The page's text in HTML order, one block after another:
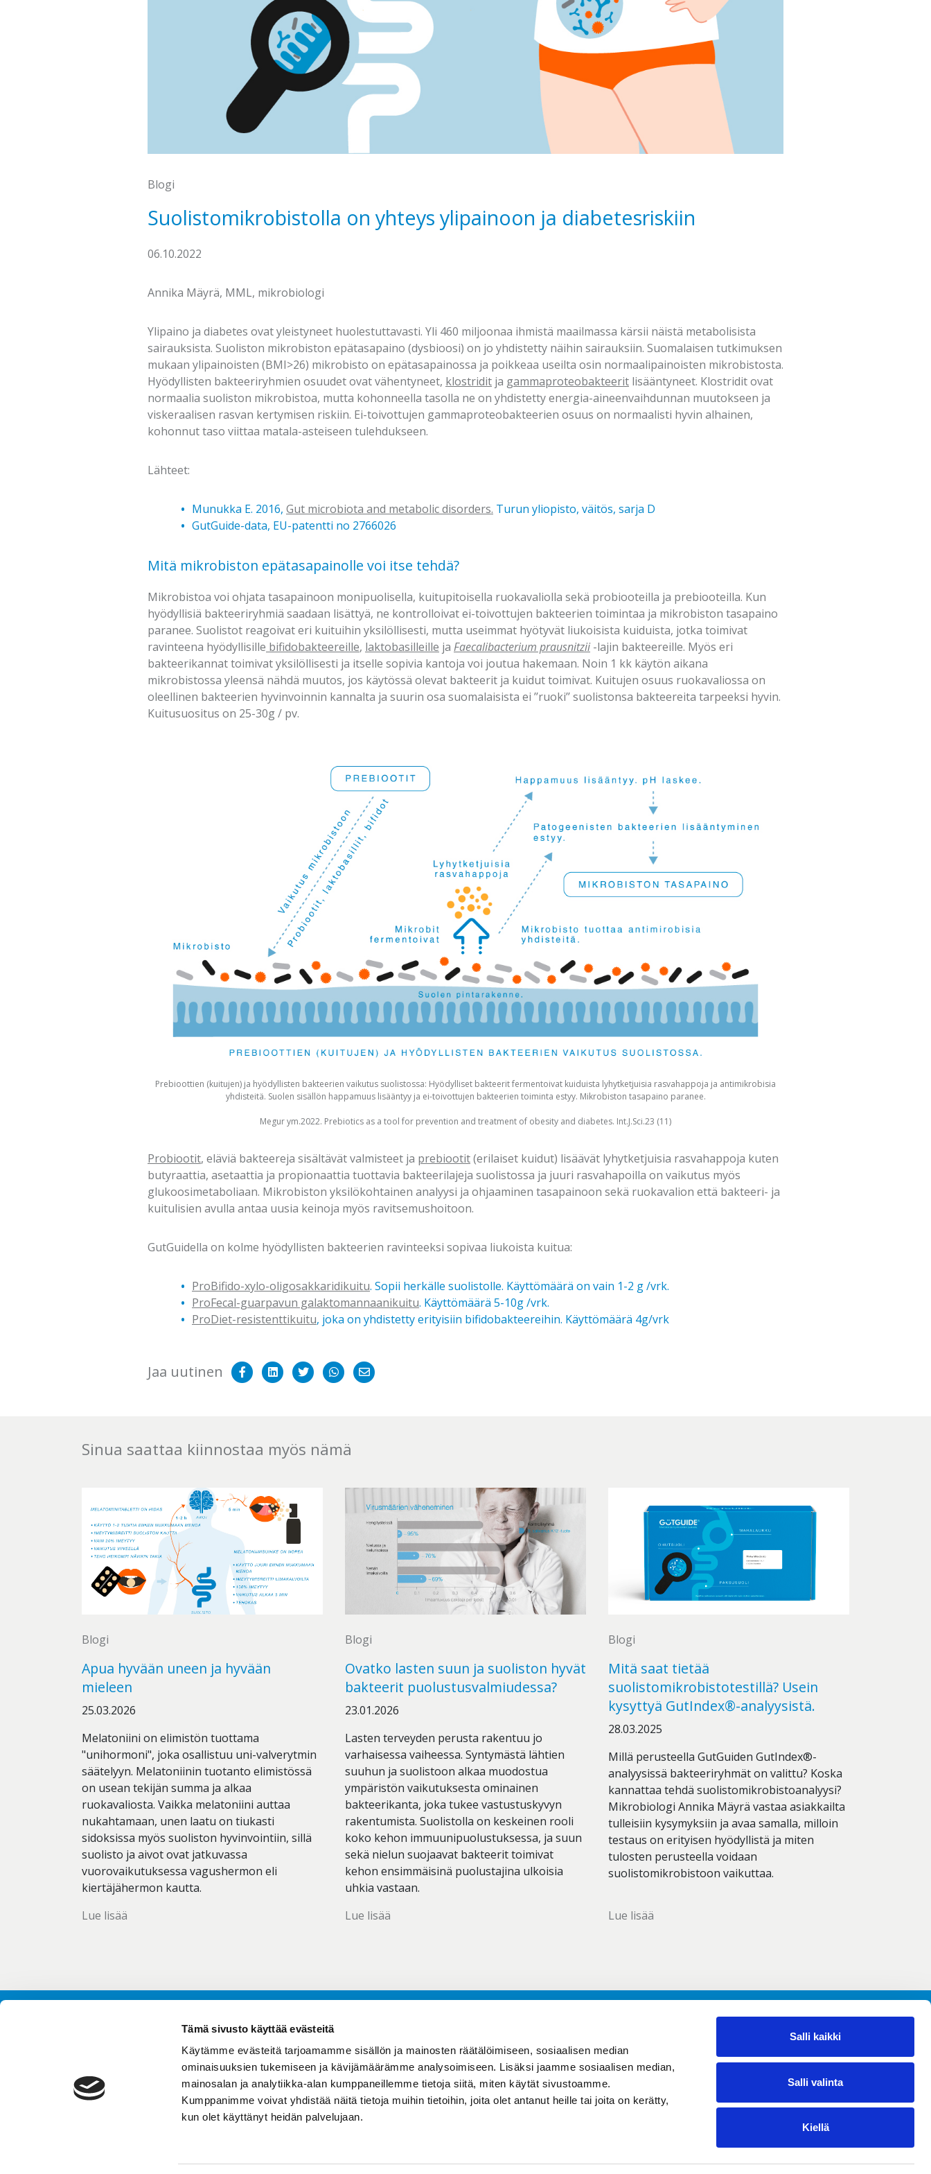
Tämä sivusto käyttää evästeitä
Käytämme evästeitä tarjoamamme sisällön ja mainosten räätälöimiseen, sosiaalisen median
ominaisuuksien tukemiseen ja kävijämäärämme analysoimiseen. Lisäksi jaamme sosiaalisen median,
mainosalan ja analytiikka-alan kumppaneillemme tietoja siitä, miten käytät sivustoamme.
Kumppanimme voivat yhdistää näitä tietoja muihin tietoihin, joita olet antanut heille tai joita on kerätty,
kun olet käyttänyt heidän palvelujaan.
Salli kaikki
Salli valinta
Kiellä
Blogi
Suolistomikrobistolla on yhteys ylipainoon ja diabetesriskiin
06.10.2022
Annika Mäyrä, MML, mikrobiologi
Ylipaino ja diabetes ovat yleistyneet huolestuttavasti. Yli 460 miljoonaa ihmistä maailmassa kärsii näistä metabolisista
sairauksista. Suoliston mikrobiston epätasapaino (dysbioosi) on jo yhdistetty näihin sairauksiin. Suomalaisen tutkimuksen
mukaan ylipainoisten (BMI>26) mikrobisto on epätasapainossa ja poikkeaa useilta osin normaalipainoisten mikrobistosta.
Hyödyllisten bakteeriryhmien osuudet ovat vähentyneet, klostridit ja gammaproteobakteerit lisääntyneet. Klostridit ovat
normaalia suoliston mikrobistoa, mutta kohonneella tasolla ne on yhdistetty energia-aineenvaihdunnan muutokseen ja
viskeraalisen rasvan kertymisen riskiin. Ei-toivottujen gammaproteobakteerien osuus on normaalisti hyvin alhainen,
kohonnut taso viittaa matala-asteiseen tulehdukseen.
Lähteet:
Munukka E. 2016, Gut microbiota and metabolic disorders. Turun yliopisto, väitös, sarja D
GutGuide-data, EU-patentti no 2766026
Mitä mikrobiston epätasapainolle voi itse tehdä?
Mikrobistoa voi ohjata tasapainoon monipuolisella, kuitupitoisella ruokavaliolla sekä probiooteilla ja prebiooteilla. Kun
hyödyllisiä bakteeriryhmiä saadaan lisättyä, ne kontrolloivat ei-toivottujen bakteerien toimintaa ja mikrobiston tasapaino
paranee. Suolistot reagoivat eri kuituihin yksilöllisesti, mutta useimmat hyötyvät liukoisista kuiduista, jotka toimivat
ravinteena hyödyllisille bifidobakteereille, laktobasilleille ja Faecalibacterium prausnitzii -lajin bakteereille. Myös eri
bakteerikannat toimivat yksilöllisesti ja itselle sopivia kantoja voi joutua hakemaan. Noin 1 kk käytön aikana
mikrobistossa yleensä nähdä muutos, jos käytössä olevat bakteerit ja kuidut toimivat. Kuitujen osuus ruokavaliossa on
oleellinen bakteerien hyvinvoinnin kannalta ja suurin osa suomalaisista ei ’’ruoki’’ suolistonsa bakteereita tarpeeksi hyvin.
Kuitusuositus on 25-30g / pv.
Prebioottien (kuitujen) ja hyödyllisten bakteerien vaikutus suolistossa: Hyödylliset bakteerit fermentoivat kuiduista lyhytketjuisia rasvahappoja ja antimikrobisia
yhdisteitä. Suolen sisällön happamuus lisääntyy ja ei-toivottujen bakteerien toiminta estyy. Mikrobiston tasapaino paranee.
Megur ym.2022. Prebiotics as a tool for prevention and treatment of obesity and diabetes. Int.J.Sci.23 (11)
Probiootit, eläviä bakteereja sisältävät valmisteet ja prebiootit(erilaiset kuidut) lisäävät lyhytketjuisia rasvahappoja kuten
butyraattia, asetaattia ja propionaattia tuottavia bakteerilajeja suolistossa ja juuri rasvahapoilla on vaikutus myös
glukoosimetaboliaan. Mikrobiston yksilökohtainen analyysi ja ohjaaminen tasapainoon sekä ruokavalion että bakteeri- ja
kuitulisien avulla antaa uusia keinoja myös ravitsemushoitoon.
GutGuidella on kolme hyödyllisten bakteerien ravinteeksi sopivaa liukoista kuitua:
ProBifido-xylo-oligosakkaridikuitu. Sopii herkälle suolistolle. Käyttömäärä on vain 1-2 g /vrk.
ProFecal-guarpavun galaktomannaanikuitu. Käyttömäärä 5-10g /vrk.
ProDiet-resistenttikuitu, joka on yhdistetty erityisiin bifidobakteereihin. Käyttömäärä 4g/vrk
Jaa uutinen
Jaa
Facekookiin
Share
on
Jaa
Twitteriin
Jaa
WhatsAppiin
Sinua saattaa kiinnostaa myös nämä
Blogi
Apua hyvään uneen ja hyvään
mieleen
25.03.2026
Melatoniini on elimistön tuottama
"unihormoni", joka osallistuu uni-valverytmin
säätelyyn. Melatoniinin tuotanto elimistössä
on usean tekijän summa ja alkaa
ruokavaliosta. Vaikka melatoniini auttaa
nukahtamaan, unen laatu on tiukasti
sidoksissa myös suoliston hyvinvointiin, sillä
suolisto ja aivot ovat jatkuvassa
vuorovaikutuksessa vagushermon eli
kiertäjähermon kautta.
Lue lisää
Blogi
Ovatko lasten suun ja suoliston hyvät
bakteerit puolustusvalmiudessa?
23.01.2026
Lasten terveyden perusta rakentuu jo
varhaisessa vaiheessa. Syntymästä lähtien
suuhun ja suolistoon alkaa muodostua
ympäristön vaikutuksesta ominainen
bakteerikanta, joka tukee vastustuskyvyn
rakentumista. Suolistolla on keskeinen rooli
koko kehon immuunipuolustuksessa, ja suun
sekä nielun suojaavat bakteerit toimivat
kehon ensimmäisinä puolustajina ulkoisia
uhkia vastaan.
Lue lisää
Blogi
Mitä saat tietää
suolistomikrobistotestillä? Usein
kysyttyä GutIndex®-analyysistä.
28.03.2025
Millä perusteella GutGuiden GutIndex®-
analyysissä bakteeriryhmät on valittu? Koska
kannattaa tehdä suolistomikrobistoanalyysi?
Mikrobiologi Annika Mäyrä vastaa asiakkailta
tulleisiin kysymyksiin ja avaa samalla, milloin
testaus on erityisen hyödyllistä ja miten
tulosten perusteella voidaan
suolistomikrobistoon vaikuttaa.
Lue lisää
Ota yhteyttä
FAQ
Tilaa uutiskirje
Ajankohtaista
Tietoturvaseloste
> Suolisto­mikrobisto­analyysit
> Tuotteet
> GutGuide Lab
> Näytteenoton ohje
OMA GutGuide
Facebook